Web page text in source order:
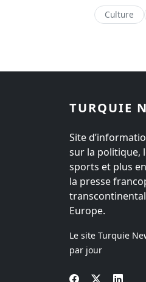
Culture
TURQUIE
Site
sur la politique,
sports et plus
la presse
Europe.
Le site Turquie
par jour